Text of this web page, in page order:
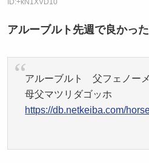
ID:+kN1XVD10
アルーブルト先週で良かっ
アルーブルト 父フェノー
母父マツリダゴッホ
https://db.netkeiba.com/